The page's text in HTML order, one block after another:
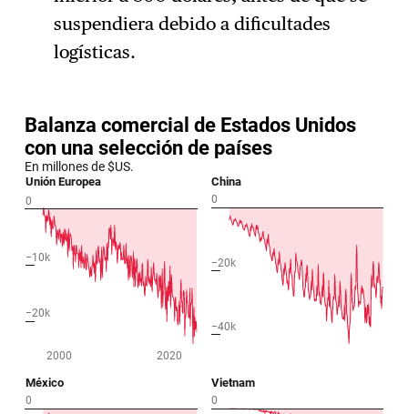
suspendiera debido a dificultades
logísticas.